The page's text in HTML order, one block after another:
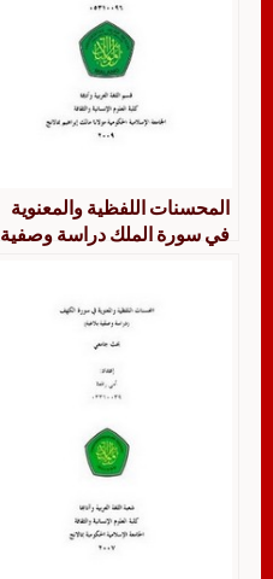
المحسنات اللفظية والمعنوية
في سورة الملك دراسة وصفية